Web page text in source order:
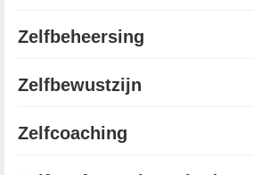
Zelfbeheersing
Zelfbewustzijn
Zelfcoaching